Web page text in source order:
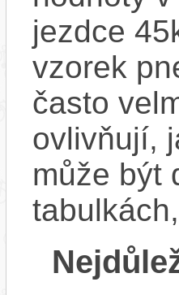
jezdce
vzorek
často
ovlivňují,
může být